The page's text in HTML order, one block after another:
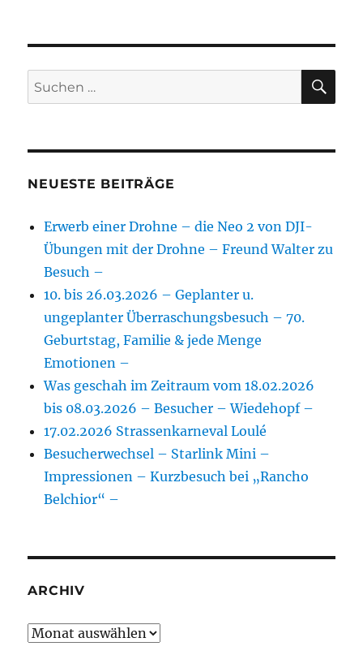
Suchen
nach:
NEUESTE BEITRÄGE
Erwerb einer Drohne – die Neo 2 von DJI-
Übungen mit der Drohne – Freund Walter zu
Besuch –
10. bis 26.03.2026 – Geplanter u.
ungeplanter Überraschungsbesuch – 70.
Geburtstag, Familie & jede Menge
Emotionen –
Was geschah im Zeitraum vom 18.02.2026
bis 08.03.2026 – Besucher – Wiedehopf –
17.02.2026 Strassenkarneval Loulé
Besucherwechsel – Starlink Mini –
Impressionen – Kurzbesuch bei „Rancho
Belchior“ –
ARCHIV
Archiv